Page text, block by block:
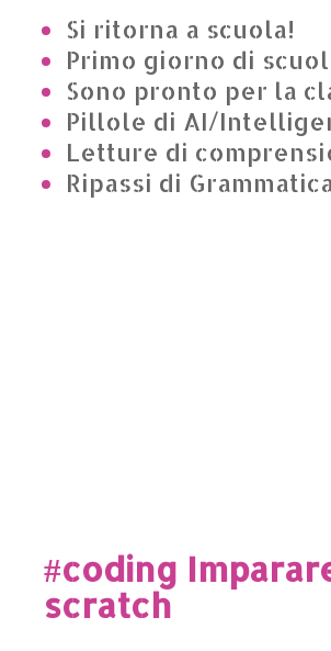
Si ritorna a scuola!
Primo giorno di
Sono pronto per la
Pillole di AI/
Letture di
Ripassi di
#coding
scratch